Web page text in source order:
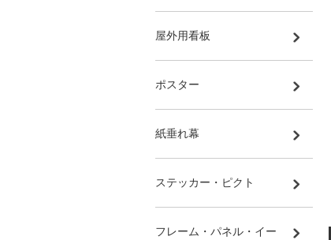
屋外用看板
ポスター
紙垂れ幕
ステッカー・ピクト
フレーム・パネル・イー